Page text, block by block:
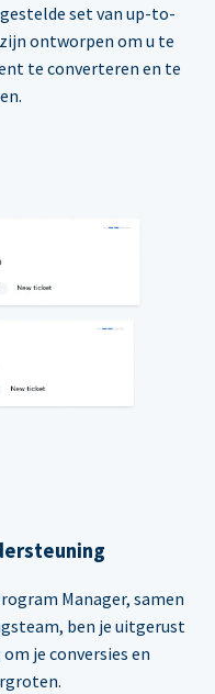
set van up-to-
ontworpen om u te
te converteren en te
Manager, samen
ben je uitgerust
je conversies en